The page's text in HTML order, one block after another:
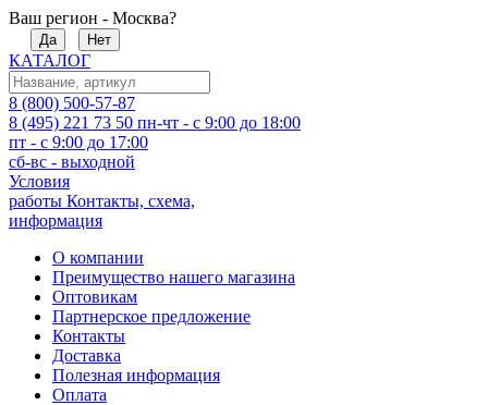
Ваш регион - Москва?
Да Нет
КАТАЛОГ
8 (800) 500-57-87
8 (495) 221 73 50 пн-чт - с 9:00 до 18:00
пт - с 9:00 до 17:00
сб-вс - выходной
Условия
работы Контакты, схема,
информация
О компании
Преимущество нашего магазина
Оптовикам
Партнерское предложение
Контакты
Доставка
Полезная информация
Оплата